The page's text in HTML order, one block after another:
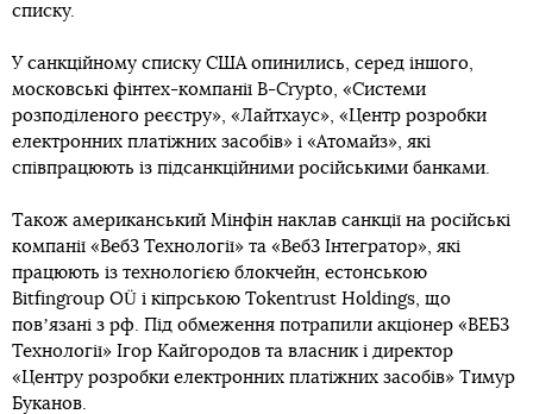
списку.
У санкційному списку США опинились, серед іншого,
московські фінтех-компанії B-Crypto, «Системи
розподіленого реєстру», «Лайтхаус», «Центр розробки
електронних платіжних засобів» і «Атомайз», які
співпрацюють із підсанкційними російськими банками.
Також американський Мінфін наклав санкції на російські
компанії «Веб3 Технології» та «Веб3 Інтегратор», які
працюють із технологією блокчейн, естонською
Bitfingroup OÜ і кіпрською Tokentrust Holdings, що
повʼязані з рф. Під обмеження потрапили акціонер «ВЕБ3
Технології» Ігор Кайгородов та власник і директор
«Центру розробки електронних платіжних засобів» Тимур
Буканов.